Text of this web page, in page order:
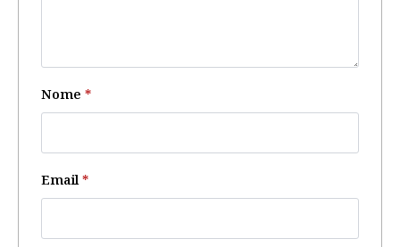
Nome *
Email *